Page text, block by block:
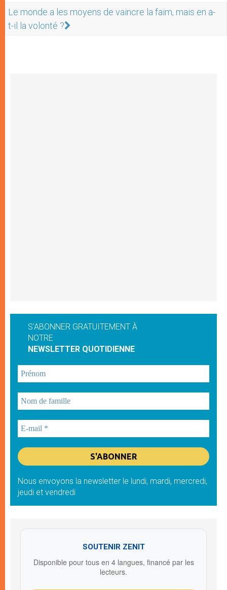
Le monde a les moyens de vaincre la faim, mais en a-
t-il la volonté ?
S'ABONNER GRATUITEMENT À
NOTRE
NEWSLETTER QUOTIDIENNE
Nous envoyons la newsletter le lundi, mardi, mercredi,
jeudi et vendredi
SOUTENIR ZENIT
Disponible pour tous en 4 langues, financé par les
lecteurs.